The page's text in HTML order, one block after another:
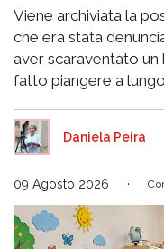
Viene archiviata la
che era stata
aver scaraventato un
fatto piangere a lungo
Daniela Peira
09 Agosto 2026